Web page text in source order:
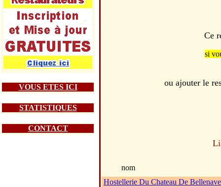
VOUS ETES ICI
STATISTIQUES
CONTACT
Ce
si
ou ajouter le
nom
Hostellerie Du Chateau De